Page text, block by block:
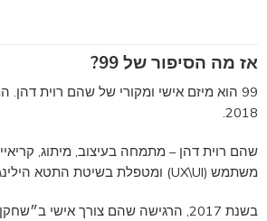
אז מה הסיפור של 99?
99 הוא מיזם אישי ומקורי של שהם רוית
2018.
שהם רוית דהן – מתמחה בעיצוב, מיתוג,
משתמש (UX\UI) ומטפלת בשיטת התטא הילינג.
בשנת 2017, הרגישה שהם צורך אישי